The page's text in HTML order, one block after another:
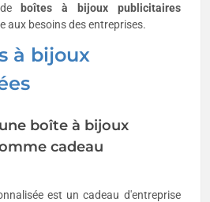
boîtes à bijoux publicitaires
aux besoins des entreprises.
à bijoux
boîte à bijoux
cadeau
est un cadeau d'entreprise